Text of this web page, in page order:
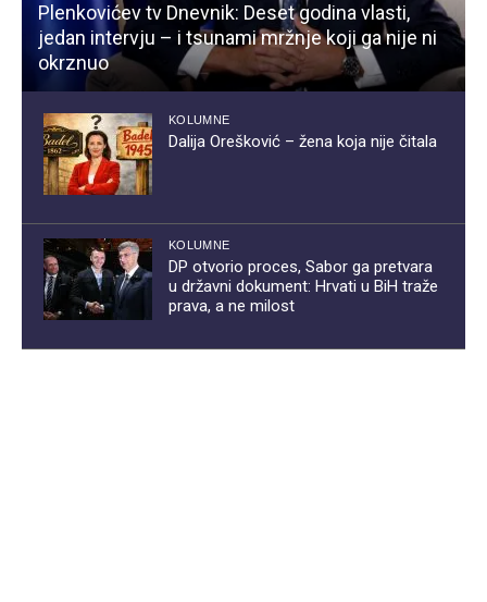
Plenkovićev tv Dnevnik: Deset godina vlasti,
jedan intervju – i tsunami mržnje koji ga nije ni
okrznuo
KOLUMNE
Dalija Orešković – žena koja nije čitala
KOLUMNE
DP otvorio proces, Sabor ga pretvara
u državni dokument: Hrvati u BiH traže
prava, a ne milost